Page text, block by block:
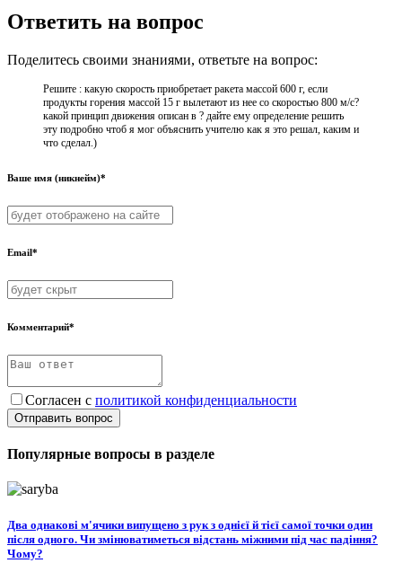
Ответить на вопрос
Поделитесь своими знаниями, ответьте на вопрос:
Решите : какую скорость приобретает ракета массой 600 г, если
продукты горения массой 15 г вылетают из нее со скоростью 800 м/с?
какой принцип движения описан в ? дайте ему определение решить
эту подробно чтоб я мог объяснить учителю как я это решал, каким и
что сделал.)
Ваше имя (никнейм)*
Email*
Комментарий*
Согласен с политикой конфиденциальности
Отправить вопрос
Популярные вопросы в разделе
Два однакові м'ячики випущено з рук з однієї й тієї самої точки один
після одного. Чи змінюватиметься відстань міжними під час падіння?
Чому?​